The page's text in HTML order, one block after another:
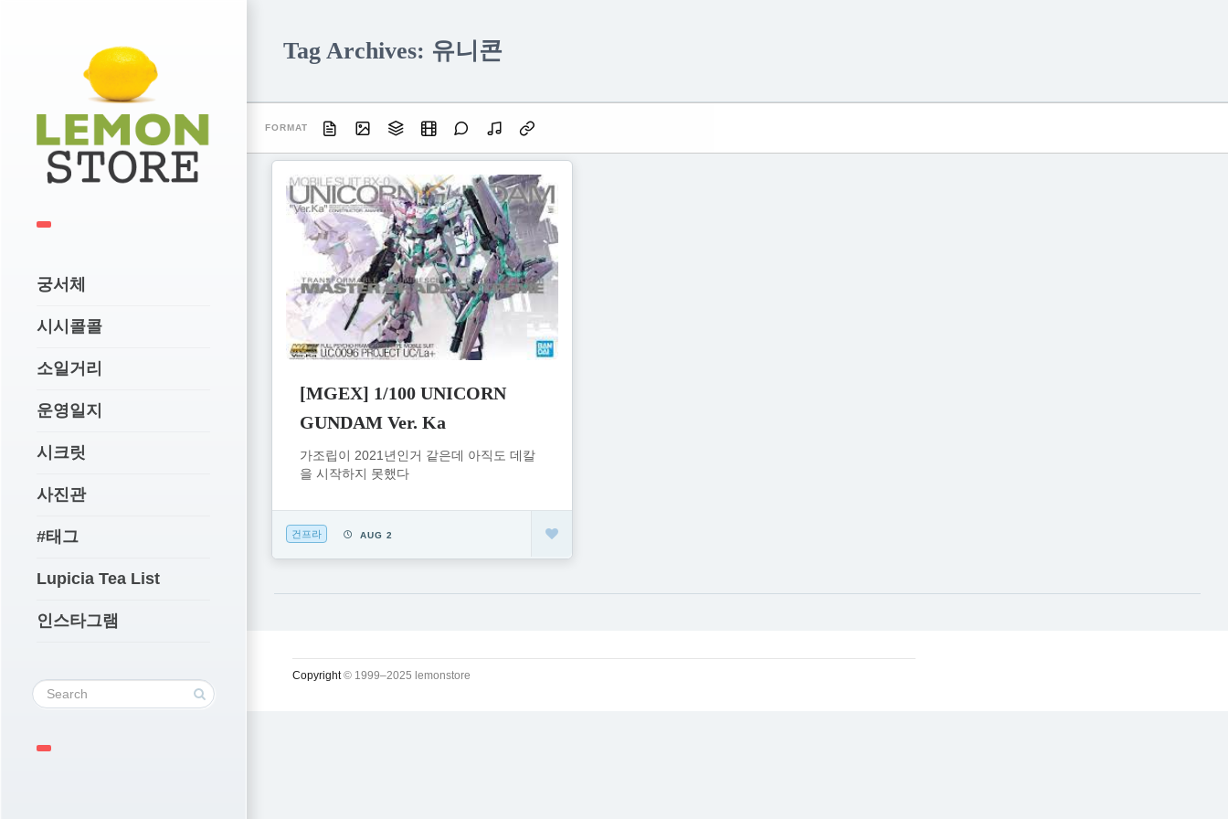
궁서체
시시콜콜
소일거리
운영일지
시크릿
사진관
#태그
Lupicia Tea List
인스타그램
Tag Archives: 유니콘
FORMAT
[MGEX] 1/100 UNICORN
GUNDAM Ver. Ka
가조립이 2021년인거 같은데 아직도 데칼
을 시작하지 못했다
건프라 AUG 2
Copyright© 1999–2025 lemonstore